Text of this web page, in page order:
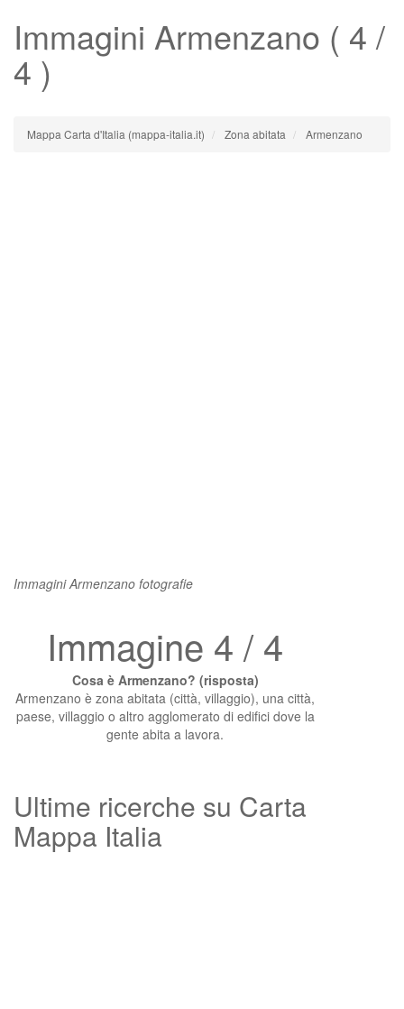
Immagini Armenzano ( 4 /
4 )
Mappa Carta d'Italia (mappa-italia.it) Zona abitata Armenzano
Immagini Armenzano fotografie
Immagine 4 / 4
Cosa è Armenzano? (risposta)
Armenzano è zona abitata (città, villaggio), una città,
paese, villaggio o altro agglomerato di edifici dove la
gente abita a lavora.
Ultime ricerche su Carta
Mappa Italia